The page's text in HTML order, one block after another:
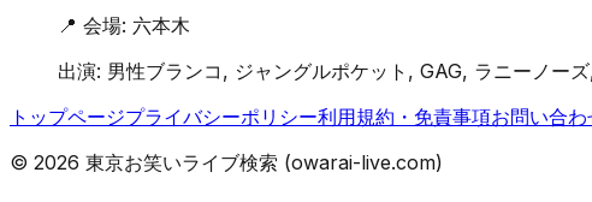
📍 会場: 六本木
出演: 男性ブランコ, ジャングルポケット, GAG, ラニーノー
トップページプライバシーポリシー利用規約・免責事項お問い合わ
© 2026 東京お笑いライブ検索 (owarai-live.com)